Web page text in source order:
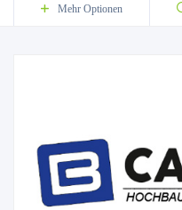
Mehr Optionen